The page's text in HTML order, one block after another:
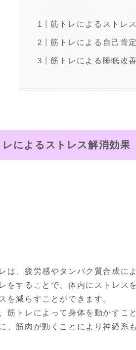
筋トレによるストレ
筋トレによる自己肯
筋トレによる睡眠改
レによるストレス解消効果
は、疲労感やタンパク質合成に
をすることで、体内にストレス
を減らすことができます。
筋トレによって身体を動かすこ
、筋肉が動くことにより神経系